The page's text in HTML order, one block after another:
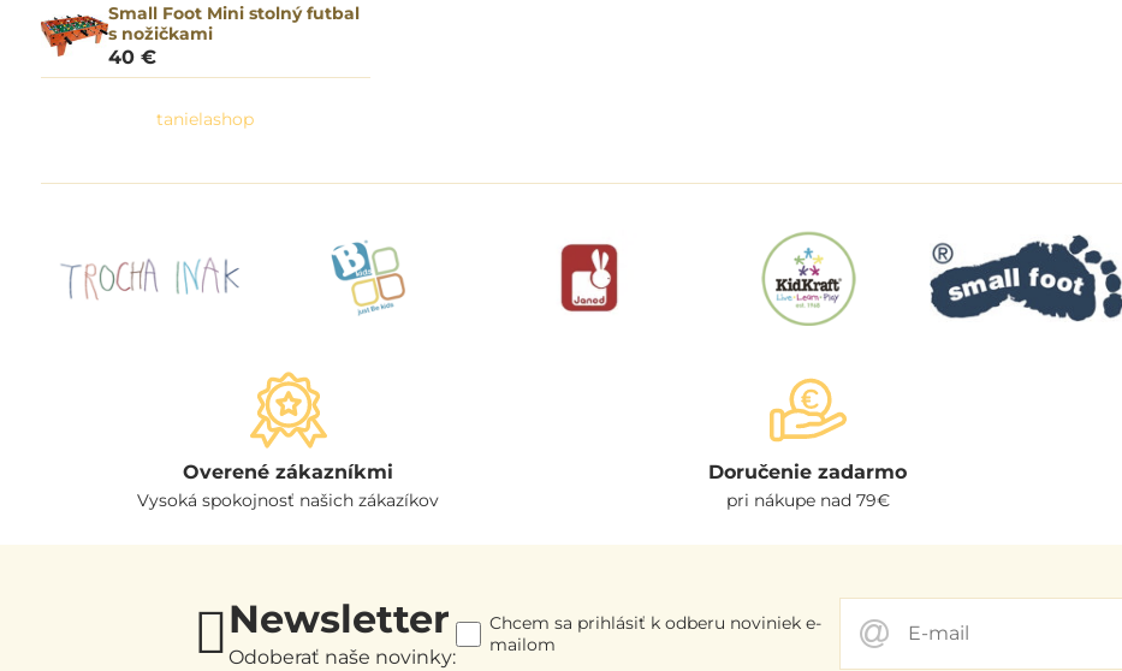
Small Foot Mini stolný futbal
s nožičkami
40 €
tanielashop
Overené zákazníkmi
Vysoká spokojnosť našich zákazíkov
Doručenie zadarmo
pri nákupe nad 79€
Newsletter
Odoberať naše novinky:
Chcem sa prihlásiť k odberu noviniek e-
mailom